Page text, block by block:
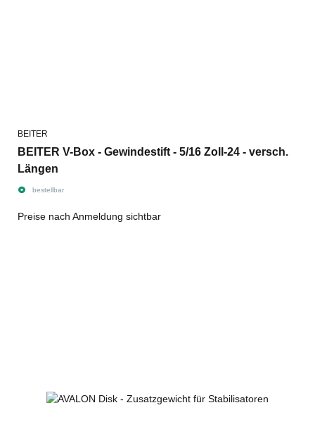
BEITER
BEITER V-Box - Gewindestift - 5/16 Zoll-24 - versch.
Längen
bestellbar
Preise nach Anmeldung sichtbar